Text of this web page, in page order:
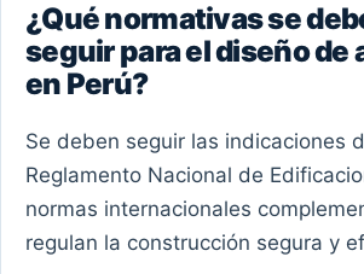
¿Qué normativas se
seguir para el diseño de
en Perú?
Se deben seguir las indicaciones
Reglamento Nacional de
normas internacionales
regulan la construcción segura y